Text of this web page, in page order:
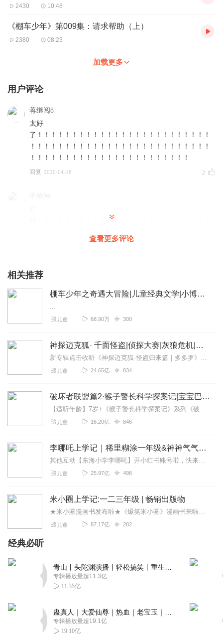
2430 10:48
《棚车少年》第009集：请求帮助（上）
2380 08:23
加载更多
用户评论
蒋继阅8
太好
了！！！！！！！！！！！！！！！！！！！！！！！！！
！！！！！！！！！！！！！！！！！！！！！！！！！！
！！！！！！！！！！！！！！！！！！！！！！！
回复 2020-04-18 2
听！！！！！！！！！！！！！！！！！！！！！！！！！
一只想穿靴子的猫
😙🤗🤗😸😸😺😺👏👏👍👍✌✌👌👌
2020-04-24
😃😃😃😃😃😃😃😃😃😃
2020-04-03 1
购买了，怎么没有后级？
2020-03-10 1
更新更新更新更新更新！！！！
2020-07-05 0
🤗😉🤗🤗🤗🤗🤗🤗🤗🤗🤗🤗🤗🤗🤗🤗🤗🤗🤗🤗🤗🤗🤗🤗🤗🤕
🤕🤕🤕🤕🤕
2020-04-06
任京浩超级粉丝
好听 主播的铁粉 一直追随
回复 2020-03-29
vggvggggggggg
2020-04-03
查看更多评论
相关推荐
棚车少年之奇遇大冒险|儿童经典文学|小博集双语故事
...
儿童 68.90万 300
神探迈克狐· 千面怪盗|侦探大赛|灰狼危机|多多罗
新专辑点击收听《神探迈克狐·怪盗归来篇｜多多罗》！！！>>>点击进入主播橱窗购买《神探迈克狐》系列图书吧!<<<多多罗故事【点击前往】收听多多罗其他好玩有趣的故...
儿童 24.65亿 834
破坏者联盟篇2·猴子警长科学探案记|宝宝巴士故事
【适听年龄】7岁+《猴子警长科学探案记》系列《破坏者联盟篇1·猴子警长科学探案记》>>>《破坏者联盟篇2·猴子警长科学探案记》>>>《破坏者联盟篇3·猴子警长科...
儿童 16.20亿 846
李哪吒上学记｜稀里糊涂一年级&神神气气二年级
其他互动【东海小学李哪吒】开小红书账号啦，快来关注和李哪吒成为好朋友！有机会免费领儿童会员、官方周边！【点击加入】东海小学广播站圈子，更多互动！李哪吒全新冒险番...
儿童 25.97亿 498
米小圈上学记:一二三年级 | 畅销出版物
★米小圈漫画书发布啦★《爆笑米小圈》漫画书来啦《米小圈上学记》一二三年级正版广播剧！《米小圈上学记》系列是儿童作家北猫最新创作的儿童小说系列，作品诙谐幽默、好...
儿童 87.17亿 282
经典必听
专辑播放量超11.3亿
11.35亿
专辑播放量超19.1亿
19.10亿